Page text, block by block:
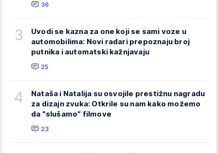
36
3
Uvodi se kazna za one koji se sami voze u
automobilima: Novi radari prepoznaju broj
putnika i automatski kažnjavaju
25
4
Nataša i Natalija su osvojile prestižnu nagradu
za dizajn zvuka: Otkrile su nam kako možemo
da "slušamo" filmove
23